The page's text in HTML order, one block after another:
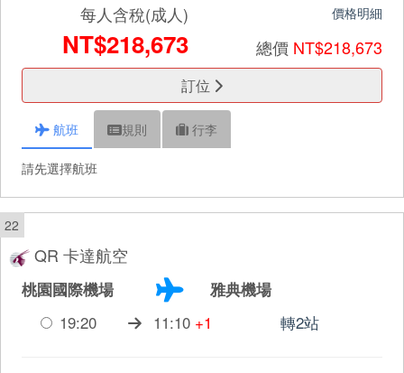
每人含稅(成人)
NT$218,673
價格明細
總價 NT$218,673
訂位
航班 規則 行李
請先選擇航班
22
QR 卡達航空
桃園國際機場
雅典機場
19:20
11:10 +1 轉2站